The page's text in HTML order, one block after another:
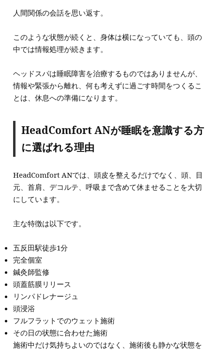
人間関係の会話を思い返す。
このような状態が続くと、身体は横になっていても、頭の
中では情報処理が続きます。
ヘッドスパは睡眠障害を治療するものではありませんが、
情報や緊張から離れ、何も考えずに過ごす時間をつくるこ
とは、休息への準備になります。
HeadComfort ANが睡眠を意識する方
に選ばれる理由
HeadComfort ANでは、頭皮を整えるだけでなく、頭、目
元、首肩、デコルテ、呼吸まで含めて休ませることを大切
にしています。
主な特徴は以下です。
五反田駅徒歩1分
完全個室
鍼灸師監修
頭蓋筋膜リリース
リンパドレナージュ
頭浸浴
フルフラットでのウェット施術
その日の状態に合わせた施術
施術中だけ気持ちよいのではなく、施術後も静かな状態を